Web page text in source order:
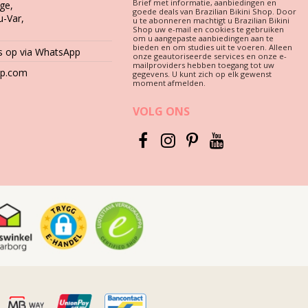
zoals beton, stenen (bijv. zwembadranden) of hout (splinters!)
nooit krachtige wasmiddelen zoals vlekkenverwijderaars.
Var,
via WhatsApp
Brief met informatie, aanbiedingen en
goede deals van Brazilian Bikini Shop. Door
u te abonneren machtigt u Brazilian Bikini
Shop uw e-mail en cookies te gebruiken
om u aangepaste aanbiedingen aan te
bieden en om studies uit te voeren. Alleen
onze geautoriseerde services en onze e-
mailproviders hebben toegang tot uw
gegevens. U kunt zich op elk gewenst
moment afmelden.
VOLG ONS